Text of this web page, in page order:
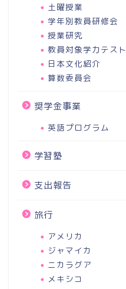
土曜授業
学年別教員研修会
授業研究
教員対象学力テスト
日本文化紹介
算数委員会
奨学金事業
英語プログラム
学習塾
支出報告
旅行
アメリカ
ジャマイカ
ニカラグア
メキシコ